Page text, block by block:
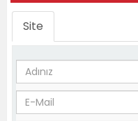
Site